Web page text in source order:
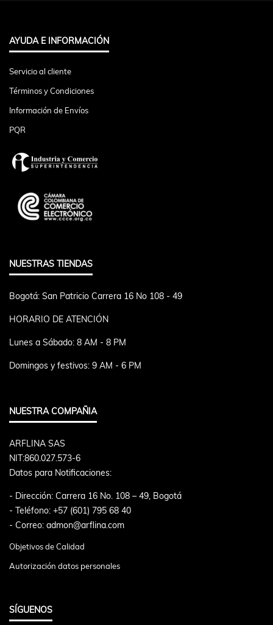
AYUDA E INFORMACIÓN
Servicio al cliente
Términos y Condiciones
Información de Envíos
PQR
NUESTRAS TIENDAS
Bogotá: San Patricio Carrera 16 No 108 - 49
HORARIO DE ATENCIÓN
Lunes a Sábado: 8 AM - 8 PM
Domingos y festivos: 9 AM - 6 PM
NUESTRA COMPAÑIA
ARFLINA SAS
NIT:860.027.573-6
Datos para Notificaciones:
- Dirección: Carrera 16 No. 108 – 49, Bogotá
- Teléfono: +57 (601) 795 68 40
- Correo: admon@arflina.com
Objetivos de Calidad
Autorización datos personales
SÍGUENOS